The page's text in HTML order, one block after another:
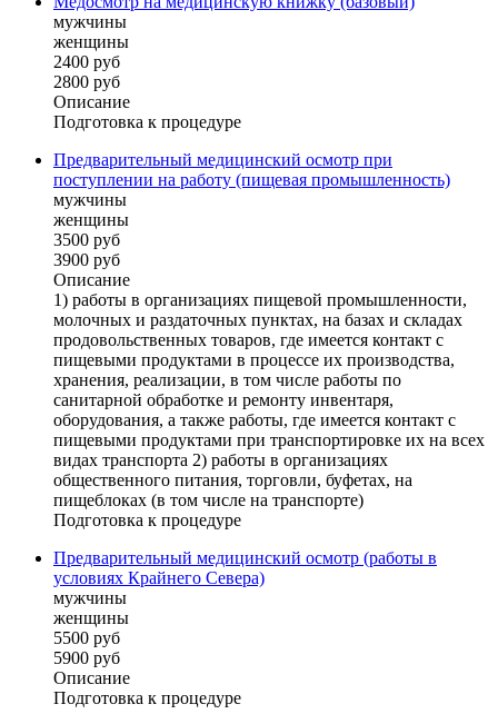
мужчины
женщины
2400 руб
2800 руб
Описание
Подготовка к процедуре
Предварительный медицинский осмотр при
поступлении на работу (пищевая промышленность)
мужчины
женщины
3500 руб
3900 руб
Описание
1) работы в организациях пищевой промышленности,
молочных и раздаточных пунктах, на базах и складах
продовольственных товаров, где имеется контакт с
пищевыми продуктами в процессе их производства,
хранения, реализации, в том числе работы по
санитарной обработке и ремонту инвентаря,
оборудования, а также работы, где имеется контакт с
пищевыми продуктами при транспортировке их на всех
видах транспорта 2) работы в организациях
общественного питания, торговли, буфетах, на
пищеблоках (в том числе на транспорте)
Подготовка к процедуре
Предварительный медицинский осмотр (работы в
условиях Крайнего Севера)
мужчины
женщины
5500 руб
5900 руб
Описание
Подготовка к процедуре